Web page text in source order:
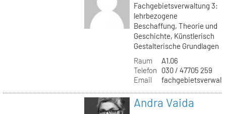
Fachgebietsverwaltung 3:
lehrbezogene
Beschaffung, Theorie und
Geschichte, Künstlerisch
Gestalterische Grundlagen
Raum
A1.06
Telefon
030 / 47705 259
Email
Andra Vaida